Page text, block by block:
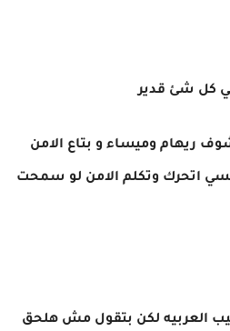
كل شئ قدير
ريهام وميساء و بتاع الامن
اتحرك وتكلم الامن لو سمحت
العربيه لكن بتقول مش هلحق